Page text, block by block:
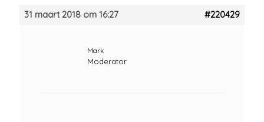
31 maart 2018 om 16:27 #220429
Mark
Moderator